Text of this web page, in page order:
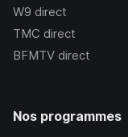
W9 direct
TMC direct
BFMTV direct
Nos programmes